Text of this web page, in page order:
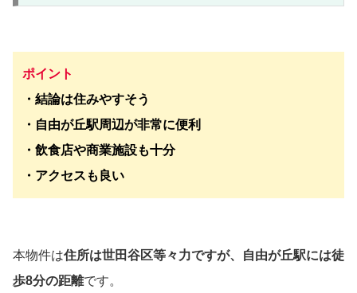
ポイント
・結論は住みやすそう
・自由が丘駅周辺が非常に便利
・飲食店や商業施設も十分
・アクセスも良い
本物件は住所は世田谷区等々力ですが、自由が丘駅には徒
歩8分の距離です。